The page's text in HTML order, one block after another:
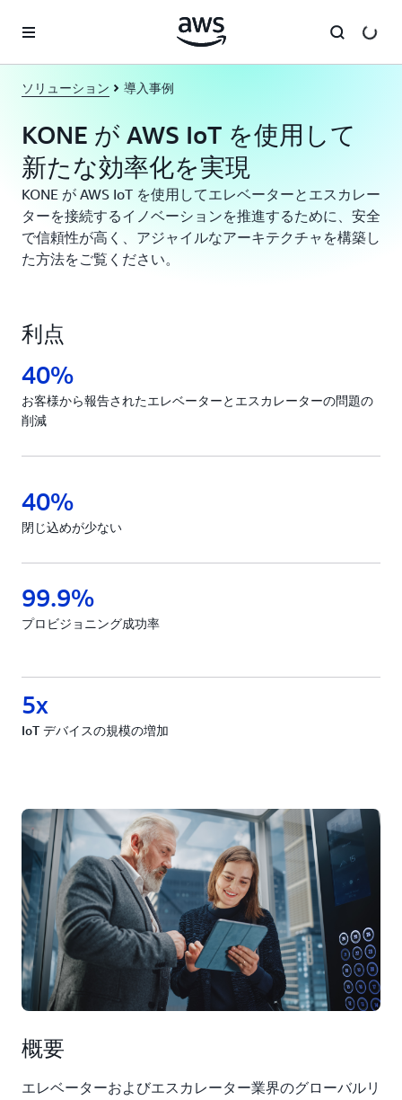
ソリューション 導入事例
KONE が AWS IoT を使用して
新たな効率化を実現
KONE が AWS IoT を使用してエレベーターとエスカレー
ターを接続するイノベーションを推進するために、安全
で信頼性が高く、アジャイルなアーキテクチャを構築し
た方法をご覧ください。
利点
40%
お客様から報告されたエレベーターとエスカレーターの問題の
削減
40%
閉じ込めが少ない
99.9%
プロビジョニング成功率
5x
IoT デバイスの規模の増加
概要
エレベーターおよびエスカレーター業界のグローバルリ